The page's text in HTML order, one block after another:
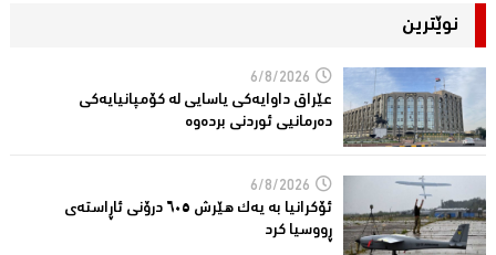
نوێترین
6/8/2026
عێراق داوایەکی یاسایی لە کۆمپانیایه‌كی
دەرمانیى ئوردنی بردەوە
6/8/2026
ئۆکرانیا بە یەک هێرش ٦٠٥ درۆنی ئاڕاستەى
ڕووسیا کرد